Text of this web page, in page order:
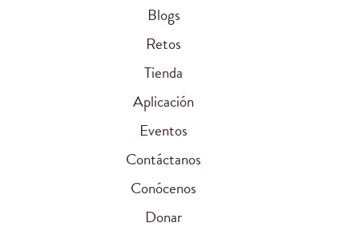
Blogs
Retos
Tienda
Aplicación
Eventos
Contáctanos
Conócenos
Donar